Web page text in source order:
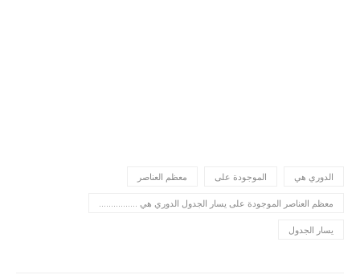
الدوري هي الموجودة على معظم العناصر
معظم العناصر الموجودة على يسار الجدول الدوري هي ................
يسار الجدول